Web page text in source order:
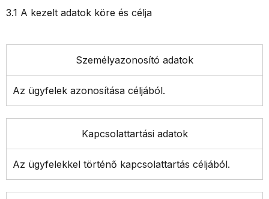
3.1 A kezelt adatok köre és célja
Személyazonosító adatok
Az ügyfelek azonosítása céljából.
Kapcsolattartási adatok
Az ügyfelekkel történő kapcsolattartás céljából.